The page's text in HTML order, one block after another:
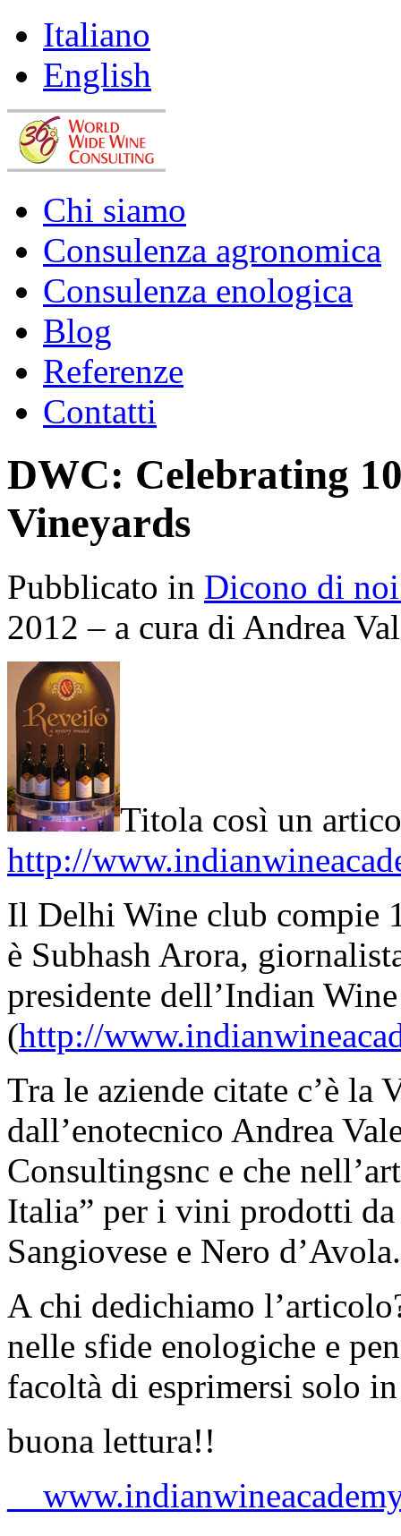
Italiano
English
Chi siamo
Consulenza agronomica
Consulenza enologica
Blog
Referenze
Contatti
DWC: Celebrating
Vineyards
Pubblicato in Dicono di noi
2012 – a cura di Andrea
Titola così un
http://
Il Delhi Wine club compie
è Subhash Arora,
presidente dell’Indian
(http://
Tra le aziende citate c’è la
dall’enotecnico Andrea
Consultingsnc e che
Italia” per i vini prodotti
Sangiovese e Nero d’Avola.
A chi dedichiamo
nelle sfide enologiche e
facoltà di esprimersi solo
buona lettura!!